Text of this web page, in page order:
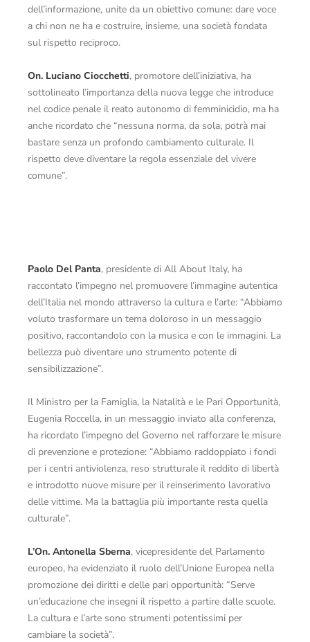
dell’informazione, unite da un obiettivo comune: dare voce
a chi non ne ha e costruire, insieme, una società fondata
sul rispetto reciproco.
On. Luciano Ciocchetti, promotore dell’iniziativa, ha
sottolineato l’importanza della nuova legge che introduce
nel codice penale il reato autonomo di femminicidio, ma ha
anche ricordato che “nessuna norma, da sola, potrà mai
bastare senza un profondo cambiamento culturale. Il
rispetto deve diventare la regola essenziale del vivere
comune”.
Paolo Del Panta, presidente di All About Italy, ha
raccontato l’impegno nel promuovere l’immagine autentica
dell’Italia nel mondo attraverso la cultura e l’arte: “Abbiamo
voluto trasformare un tema doloroso in un messaggio
positivo, raccontandolo con la musica e con le immagini. La
bellezza può diventare uno strumento potente di
sensibilizzazione”.
Il Ministro per la Famiglia, la Natalità e le Pari Opportunità,
Eugenia Roccella, in un messaggio inviato alla conferenza,
ha ricordato l’impegno del Governo nel rafforzare le misure
di prevenzione e protezione: “Abbiamo raddoppiato i fondi
per i centri antiviolenza, reso strutturale il reddito di libertà
e introdotto nuove misure per il reinserimento lavorativo
delle vittime. Ma la battaglia più importante resta quella
culturale”.
L’On. Antonella Sberna, vicepresidente del Parlamento
europeo, ha evidenziato il ruolo dell’Unione Europea nella
promozione dei diritti e delle pari opportunità: “Serve
un’educazione che insegni il rispetto a partire dalle scuole.
La cultura e l’arte sono strumenti potentissimi per
cambiare la società”.